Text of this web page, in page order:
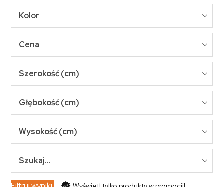
Kolor
Cena
Szerokość (cm)
Głębokość (cm)
Wysokość (cm)
Szukaj...